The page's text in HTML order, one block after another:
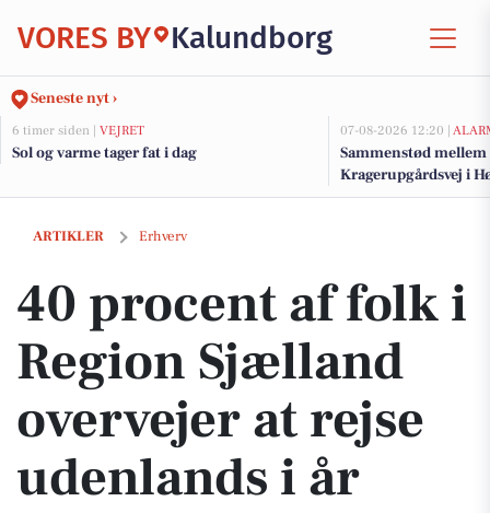
VORES BY Kalundborg
Seneste nyt ›
6 timer siden | VEJRET
Sol og varme tager fat i dag
07-08-2026 12:20 |
Sammenstød
Kragerupgårdsvej i
ARTIKLER Erhverv
40 procent af folk i Region Sjælland overvejer at rejse udenlands i år
40 procent af folk i
Region Sjælland
overvejer at rejse
udenlands i år